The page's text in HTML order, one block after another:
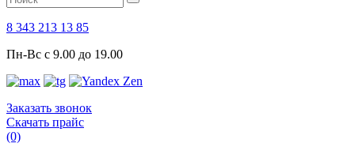
8 343 213 13 85
Пн-Вс с 9.00 до 19.00
Заказать звонок
Скачать прайс
(0)